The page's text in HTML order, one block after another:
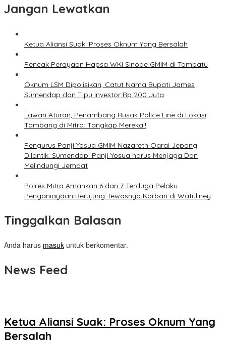
Jangan Lewatkan
Ketua Aliansi Suak: Proses Oknum Yang Bersalah
Pencak Perayaan Hapsa WKI Sinode GMIM di Tombatu
Oknum LSM Dipolisikan, Catut Nama Bupati James
Sumendap dan Tipu Investor Rp 200 Juta
Lawan Aturan, Penambang Rusak Police Line di Lokasi
Tambang di Mitra: Tangkap Mereka!!
Pengurus Panji Yosua GMIM Nazareth Oarai Jepang
Dilantik. Sumendap: Panji Yosua harus Menjaga Dan
Melindungi Jemaat
Polres Mitra Amankan 6 dari 7 Terduga Pelaku
Penganiayaan Berujung Tewasnya Korban di Watuliney
Tinggalkan Balasan
Anda harus masuk untuk berkomentar.
News Feed
Ketua Aliansi Suak: Proses Oknum Yang
Bersalah